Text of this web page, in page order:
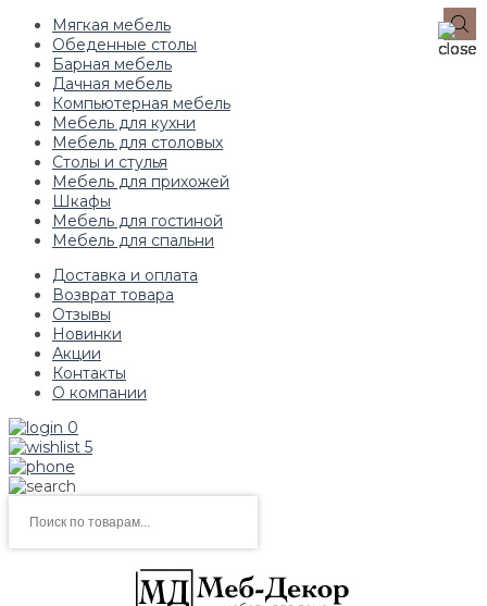
Мягкая мебель
Обеденные столы
Барная мебель
Дачная мебель
Компьютерная мебель
Мебель для кухни
Мебель для столовых
Столы и стулья
Мебель для прихожей
Шкафы
Мебель для гостиной
Мебель для спальни
Доставка и оплата
Возврат товара
Отзывы
Новинки
Акции
Контакты
О компании
0
5
товаров